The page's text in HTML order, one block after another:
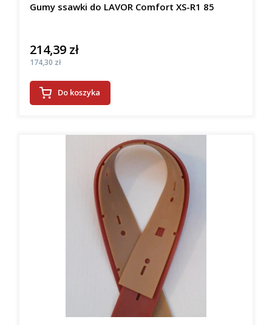
Gumy ssawki do LAVOR Comfort XS-R1 85
Cena
214,39 zł
Cena
174,30 zł
Do koszyka